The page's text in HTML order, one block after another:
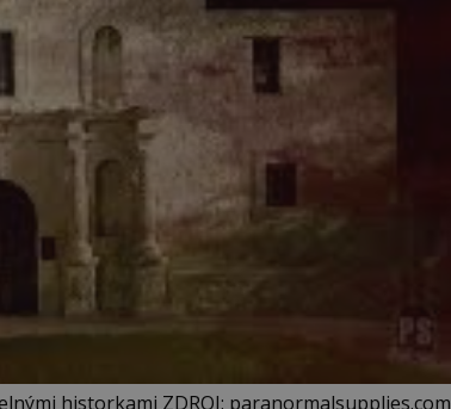
historkami ZDROJ: paranormalsupplies.com